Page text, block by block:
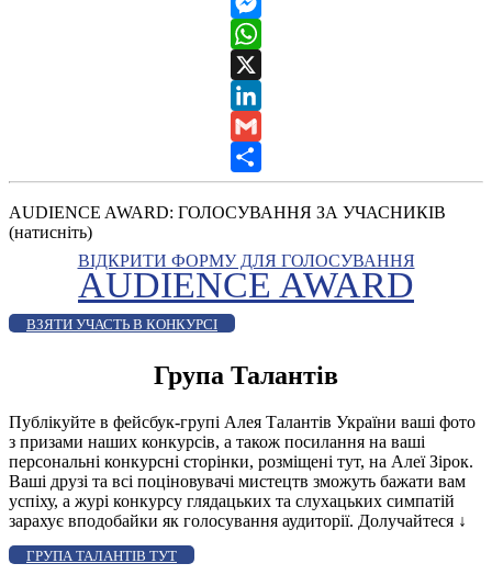
Messenger
WhatsApp
X
LinkedIn
Gmail
Share
AUDIENCE AWARD: ГОЛОСУВАННЯ ЗА УЧАСНИКІВ
(натисніть)
ВІДКРИТИ ФОРМУ ДЛЯ ГОЛОСУВАННЯ
AUDIENCE AWARD
ВЗЯТИ УЧАСТЬ В КОНКУРСІ
Група Талантів
Публікуйте в фейсбук-групі Алея Талантів України ваші фото
з призами наших конкурсів, а також посилання на ваші
персональні конкурсні сторінки, розміщені тут, на Алеї Зірок.
Ваші друзі та всі поціновувачі мистецтв зможуть бажати вам
успіху, а журі конкурсу глядацьких та слухацьких симпатій
зарахує вподобайки як голосування аудиторії. Долучайтеся ↓
ГРУПА ТАЛАНТІВ ТУТ